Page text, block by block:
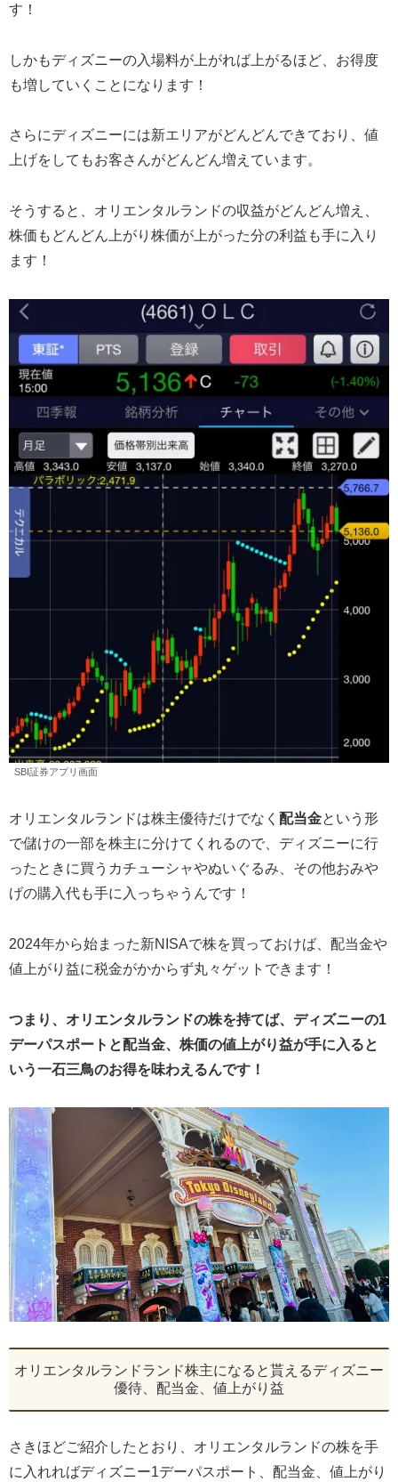
す！
しかもディズニーの入場料が上がれば上がるほど、お得度
も増していくことになります！
さらにディズニーには新エリアがどんどんできており、値
上げをしてもお客さんがどんどん増えています。
そうすると、オリエンタルランドの収益がどんどん増え、
株価もどんどん上がり株価が上がった分の利益も手に入り
ます！
SBI証券アプリ画面
オリエンタルランドは株主優待だけでなく 配当金という形
で儲けの一部を株主に分けてくれるので、ディズニーに行
ったときに買うカチューシャやぬいぐるみ、その他おみや
げの購入代も手に入っちゃうんです！
2024年から始まった新NISAで株を買っておけば、配当金や
値上がり益に税金がかからず丸々ゲットできます！
つまり、オリエンタルランドの株を持てば、ディズニーの1
デーパスポートと配当金、株価の値上がり益が手に入ると
いう一石三鳥のお得を味わえるんです！
オリエンタルランドランド株主になると貰えるディズニー
優待、配当金、値上がり益
さきほどご紹介したとおり、オリエンタルランドの株を手
に入れればディズニー1デーパスポート、配当金、値上がり